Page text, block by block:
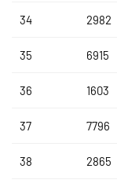
34 2982
35 6915
36 1603
37 7796
38 2865